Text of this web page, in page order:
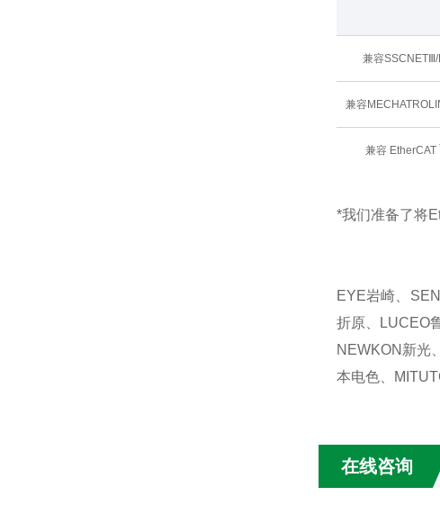
兼容SSCNETⅢ/
兼容
兼容 EtherCAT
*我们准备了将
EYE岩崎、
折原、LUCEO
NEWKON新光
本电色、
在线咨询